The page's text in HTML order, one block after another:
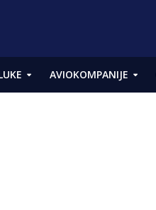
AVIOKOMPANIJE